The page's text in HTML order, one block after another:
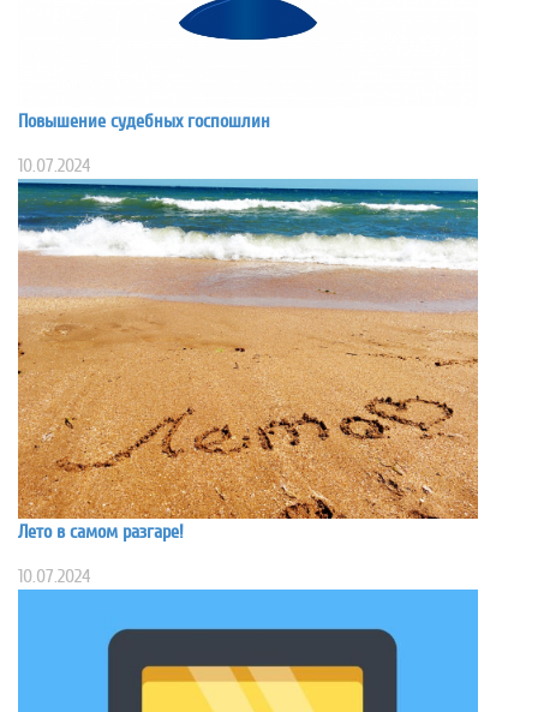
Повышение судебных госпошлин
10.07.2024
Лето в самом разгаре!
10.07.2024